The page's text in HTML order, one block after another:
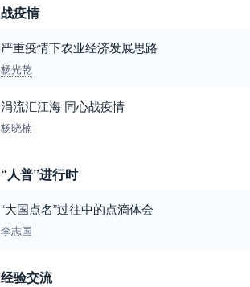
战疫情
严重疫情下农业经济发展思路
杨光乾
涓流汇江海 同心战疫情
杨晓楠
“人普”进行时
“大国点名”过往中的点滴体会
李志国
经验交流